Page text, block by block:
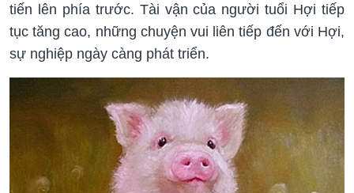
tiến lên phía trước. Tài vận của người tuổi Hợi tiếp
tục tăng cao, những chuyện vui liên tiếp đến với Hợi,
sự nghiệp ngày càng phát triển.